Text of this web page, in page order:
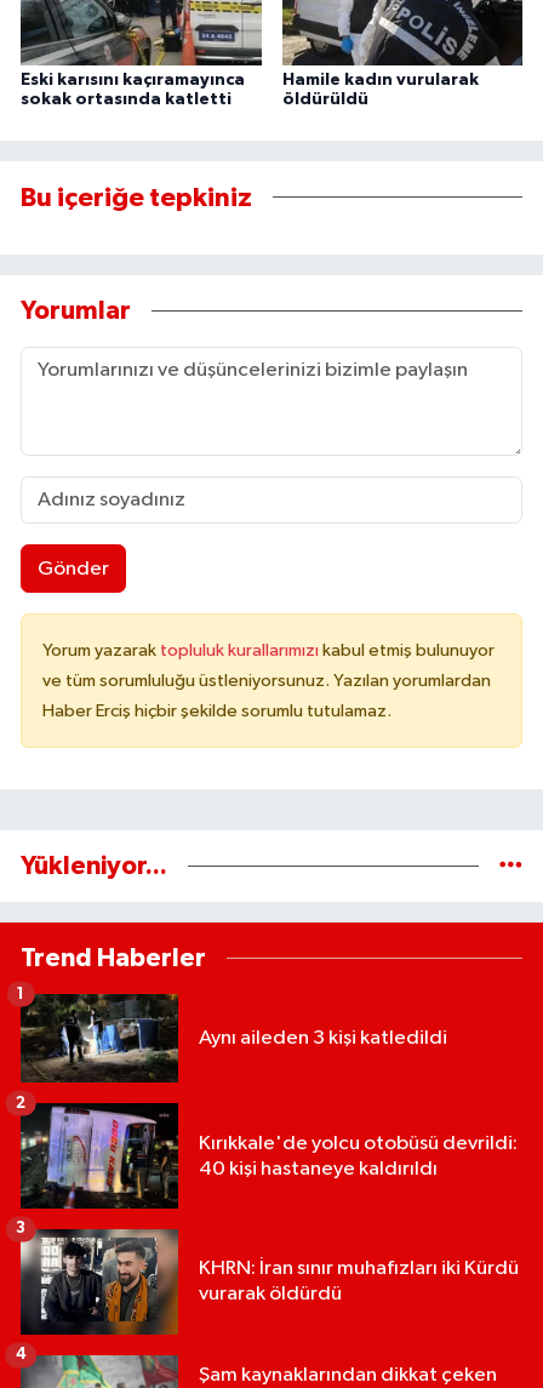
Eski karısını kaçıramayınca
sokak ortasında katletti
Hamile kadın vurularak
öldürüldü
Bu içeriğe tepkiniz
Yorumlar
Gönder
Yorum yazarak topluluk kurallarımızı kabul etmiş bulunuyor
ve tüm sorumluluğu üstleniyorsunuz. Yazılan yorumlardan
Haber Erciş hiçbir şekilde sorumlu tutulamaz.
Yükleniyor...
Trend Haberler
Aynı aileden 3 kişi katledildi
1
Kırıkkale'de yolcu otobüsü devrildi:
40 kişi hastaneye kaldırıldı
2
KHRN: İran sınır muhafızları iki Kürdü
vurarak öldürdü
3
Şam kaynaklarından dikkat çeken
4